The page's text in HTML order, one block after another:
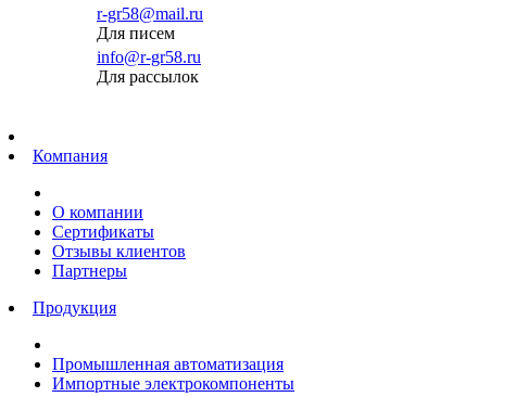
r-gr58@mail.ru
Для писем
info@r-gr58.ru
Для рассылок
Компания
О компании
Сертификаты
Отзывы клиентов
Партнеры
Продукция
Промышленная автоматизация
Импортные электрокомпоненты